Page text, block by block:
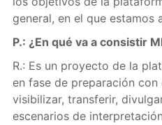
general, en el que estamos
P.: ¿En qué va a consistir
R.: Es un proyecto de la
en fase de preparación con
visibilizar, transferir,
escenarios de